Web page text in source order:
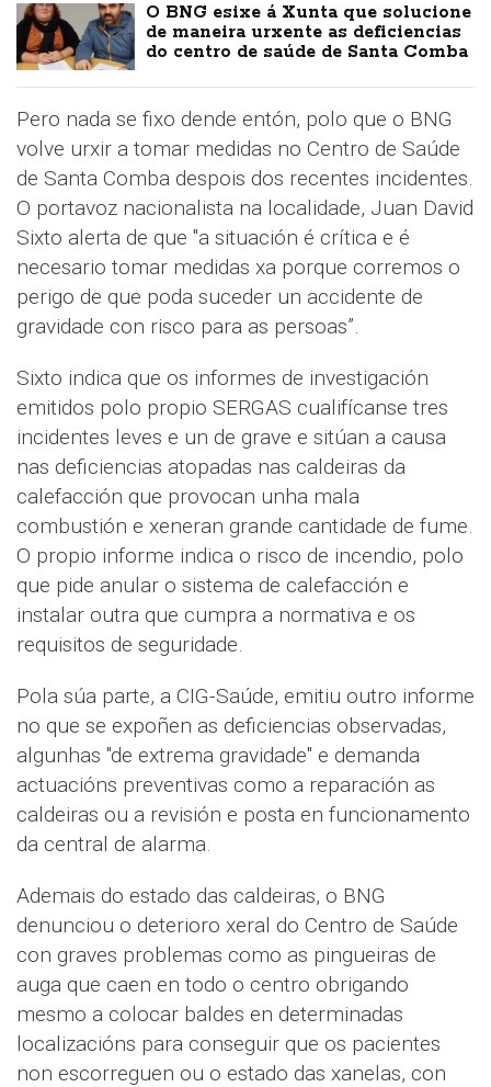
O BNG esixe á Xunta que solucione
de maneira urxente as deficiencias
do centro de saúde de Santa Comba
Pero nada se fixo dende entón, polo que o BNG
volve urxir a tomar medidas no Centro de Saúde
de Santa Comba despois dos recentes incidentes.
O portavoz nacionalista na localidade, Juan David
Sixto alerta de que "a situación é crítica e é
necesario tomar medidas xa porque corremos o
perigo de que poda suceder un accidente de
gravidade con risco para as persoas”.
Sixto indica que os informes de investigación
emitidos polo propio SERGAS cualifícanse tres
incidentes leves e un de grave e sitúan a causa
nas deficiencias atopadas nas caldeiras da
calefacción que provocan unha mala
combustión e xeneran grande cantidade de fume.
O propio informe indica o risco de incendio, polo
que pide anular o sistema de calefacción e
instalar outra que cumpra a normativa e os
requisitos de seguridade.
Pola súa parte, a CIG-Saúde, emitiu outro informe
no que se expoñen as deficiencias observadas,
algunhas "de extrema gravidade" e demanda
actuacións preventivas como a reparación as
caldeiras ou a revisión e posta en funcionamento
da central de alarma.
Ademais do estado das caldeiras, o BNG
denunciou o deterioro xeral do Centro de Saúde
con graves problemas como as pingueiras de
auga que caen en todo o centro obrigando
mesmo a colocar baldes en determinadas
localizacións para conseguir que os pacientes
non escorreguen ou o estado das xanelas, con